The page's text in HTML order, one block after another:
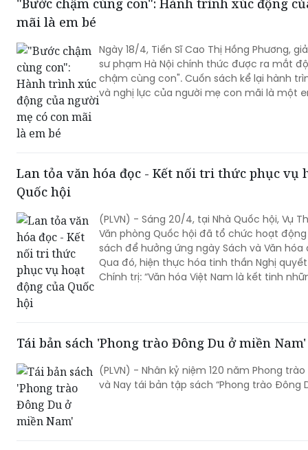
"Bước chậm cùng con": Hành trình xúc động
mãi là em bé
Ngày 18/4, Tiến Sĩ Cao Thị Hồng Phương, giảng viên trường Đại học
sư phạm Hà Nội chính thức được ra mắt
chậm cùng con". Cuốn sách kể lại hành
và nghị lực của người mẹ con mãi
Lan tỏa văn hóa đọc - Kết nối tri thức phục vụ
Quốc hội
(PLVN) - Sáng 20/4, tại Nhà Quốc hội, Vụ
Văn phòng Quốc hội đã tổ chức hoạt
sách để hưởng ứng ngày Sách và Văn hóa
Qua đó, hiện thực hóa tinh thần Nghị
Chính trị: “Văn hóa Việt Nam là kết tinh
Tái bản sách 'Phong trào Đông Du ở miền Nam'
(PLVN) - Nhân kỷ niệm 120 năm Phong
và Nay tái bản tập sách “Phong trào Đông